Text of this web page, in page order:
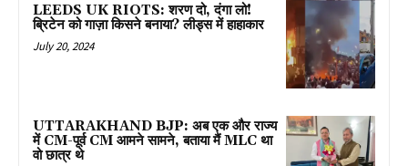
LEEDS UK RIOTS: शरण दो, दंगा लो!
ब्रिटेन को गाज़ा किसने बनाया? लीड्स में हाहाकार
July 20, 2024
UTTARAKHAND BJP: अब एक और राज्य
में CM-पूर्व CM आमने सामने, बताया मैं MLC था
वो छात्र थे